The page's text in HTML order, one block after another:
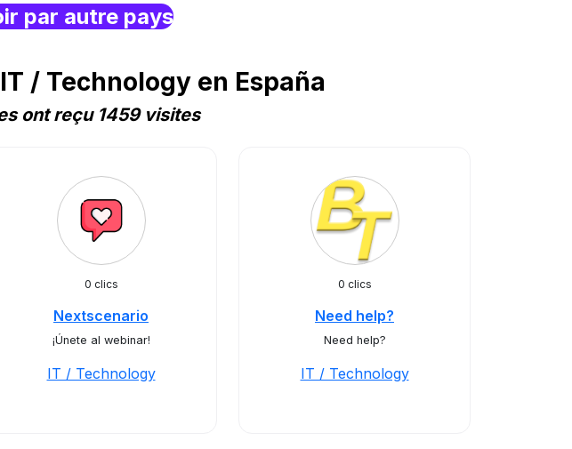
par autre pays
/ Technology en España
ont reçu 1459 visites
0 clics
Nextscenario
¡Únete al webinar!
IT / Technology
0 clics
Need help?
Need help?
IT / Technology